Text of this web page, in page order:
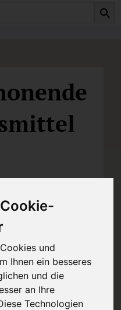
und
Ihnen ein besseres
und die
an Ihre
Technologien
Waschmittel